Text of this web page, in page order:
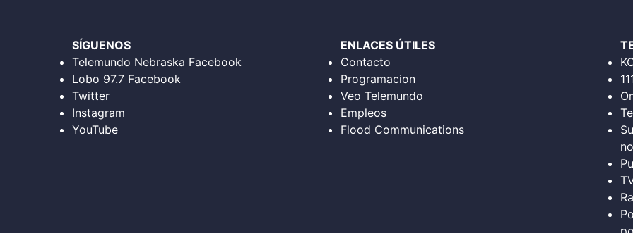
SÍGUENOS
Telemundo Nebraska Facebook
Lobo 97.7 Facebook
Twitter
Instagram
YouTube
ENLACES ÚTILES
Contacto
Programacion
Veo Telemundo
Empleos
Flood Communications